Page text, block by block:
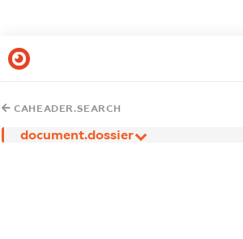
CAHEADER.SEARCH
document.dossier